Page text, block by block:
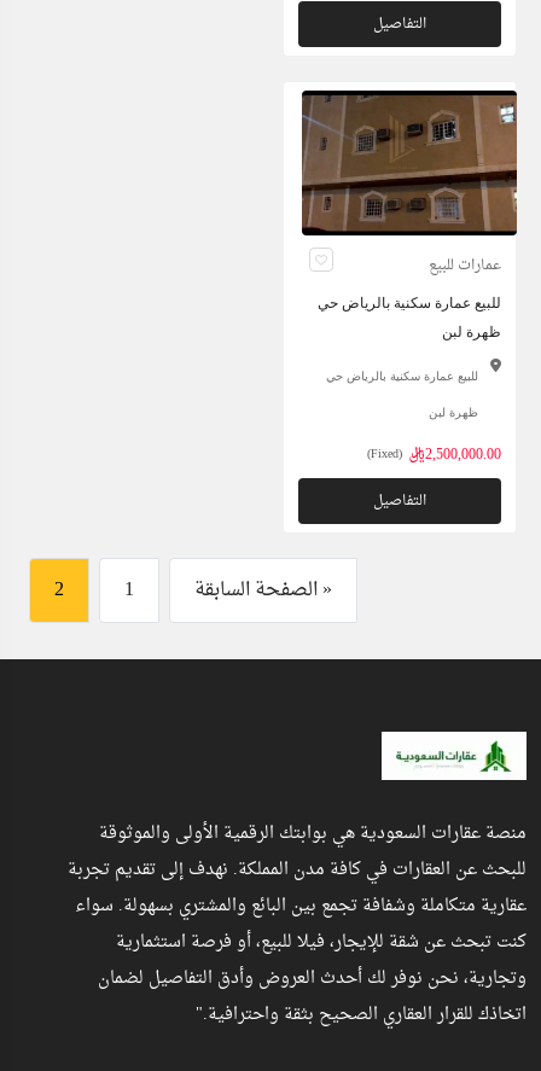
التفاصيل
عمارات للبيع
للبيع عمارة سكنية بالرياض حي
ظهرة لبن
للبيع عمارة سكنية بالرياض حي
ظهرة لبن
2,500,000.00ريال (Fixed)
التفاصيل
« الصفحة السابقة 1
2
منصة عقارات السعودية هي بوابتك الرقمية الأولى والموثوقة
للبحث عن العقارات في كافة مدن المملكة. نهدف إلى تقديم تجربة
عقارية متكاملة وشفافة تجمع بين البائع والمشتري بسهولة. سواء
كنت تبحث عن شقة للإيجار، فيلا للبيع، أو فرصة استثمارية
وتجارية، نحن نوفر لك أحدث العروض وأدق التفاصيل لضمان
اتخاذك للقرار العقاري الصحيح بثقة واحترافية."